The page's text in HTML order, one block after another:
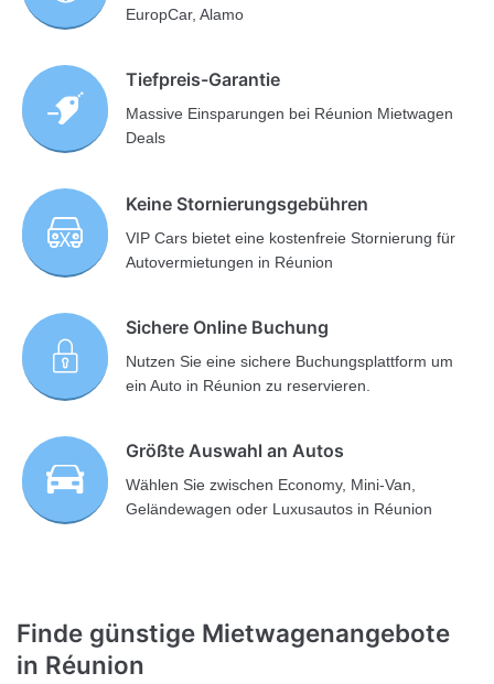
EuropCar, Alamo
Tiefpreis-Garantie
Massive Einsparungen bei Réunion Mietwagen
Deals
Keine Stornierungsgebühren
VIP Cars bietet eine kostenfreie Stornierung für
Autovermietungen in Réunion
Sichere Online Buchung
Nutzen Sie eine sichere Buchungsplattform um
ein Auto in Réunion zu reservieren.
Größte Auswahl an Autos
Wählen Sie zwischen Economy, Mini-Van,
Geländewagen oder Luxusautos in Réunion
Finde günstige Mietwagenangebote
in Réunion